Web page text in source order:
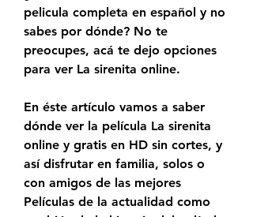
pelicula completa en español y no
sabes por dónde? No te
preocupes, acá te dejo opciones
para ver La sirenita online.
En éste artículo vamos a saber
dónde ver la película La sirenita
online y gratis en HD sin cortes, y
así disfrutar en familia, solos o
con amigos de las mejores
Películas de la actualidad como